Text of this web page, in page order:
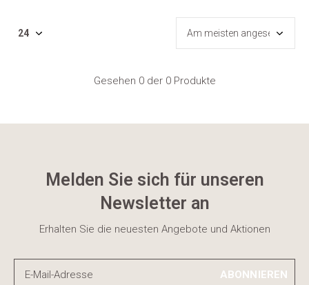
Gesehen 0 der 0 Produkte
Melden Sie sich für unseren
Newsletter an
Erhalten Sie die neuesten Angebote und Aktionen
ABONNIEREN